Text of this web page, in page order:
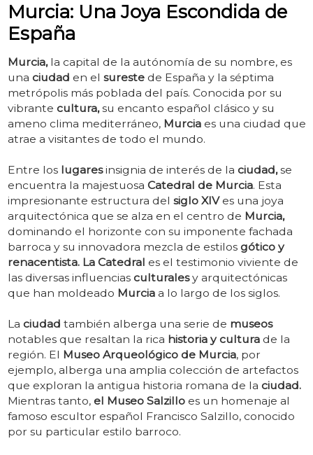
Murcia: Una Joya Escondida de
España
Murcia,la capital de la autónomía de su nombre, es
una ciudad en el surestede España y la séptima
metrópolis más poblada del país. Conocida por su
vibrante cultura,su encanto español clásico y su
ameno clima mediterráneo, Murciaes una ciudad que
atrae a visitantes de todo el mundo.
Entre los lugaresinsignia de interés de la ciudad,se
encuentra la majestuosa Catedral de Murcia. Esta
impresionante estructura del siglo XIVes una joya
arquitectónica que se alza en el centro de Murcia,
dominando el horizonte con su imponente fachada
barroca y su innovadora mezcla de estilos gótico y
renacentista. La Catedral es el testimonio viviente de
las diversas influencias culturalesy arquitectónicas
que han moldeado Murciaa lo largo de los siglos.
La ciudad también alberga una serie de museos
notables que resaltan la rica historia y culturade la
región. El Museo Arqueológico de Murcia, por
ejemplo, alberga una amplia colección de artefactos
que exploran la antigua historia romana de la ciudad.
Mientras tanto, el Museo Salzilloes un homenaje al
famoso escultor español Francisco Salzillo, conocido
por su particular estilo barroco.